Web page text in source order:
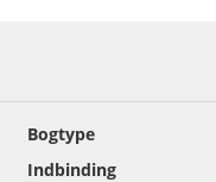
Bogtype
Indbinding